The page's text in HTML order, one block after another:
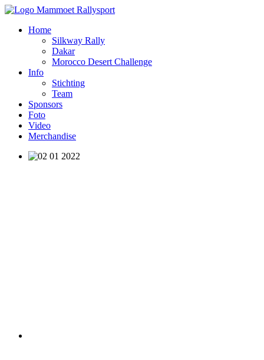
Home
Silkway Rally
Dakar
Morocco Desert Challenge
Info
Stichting
Team
Sponsors
Foto
Video
Merchandise